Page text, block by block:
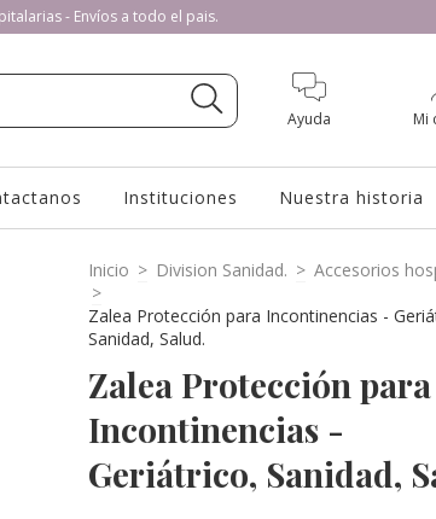
- Envíos a todo el pais.
Ayuda Mi
Instituciones Nuestra historia
Inicio > Division Sanidad. > Accesorios
>
Zalea Protección para Incontinencias -
Sanidad, Salud.
Zalea Protección para
Incontinencias -
Geriátrico, Sanidad,